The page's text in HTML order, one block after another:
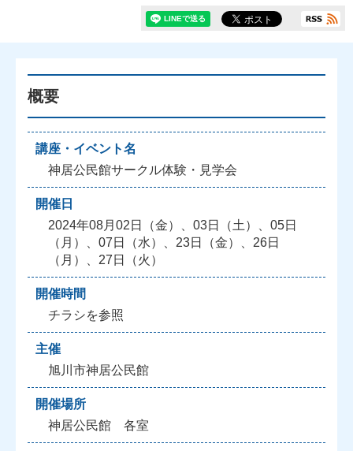
概要
講座・イベント名
神居公民館サークル体験・見学会
開催日
2024年08月02日（金）、03日（土）、05日
（月）、07日（水）、23日（金）、26日
（月）、27日（火）
開催時間
チラシを参照
主催
旭川市神居公民館
開催場所
神居公民館 各室